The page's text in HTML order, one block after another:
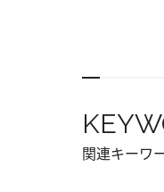
関連キーワ